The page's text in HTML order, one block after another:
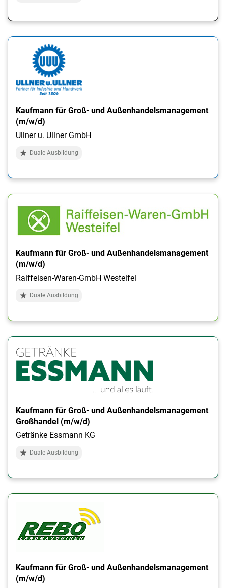
Kaufmann für Groß- und Außenhandelsmanagement
(m/w/d)
Ullner u. Ullner GmbH
Duale Ausbildung
Kaufmann für Groß- und Außenhandelsmanagement
(m/w/d)
Raiffeisen-Waren-GmbH Westeifel
Duale Ausbildung
Kaufmann für Groß- und Außenhandelsmanagement
Großhandel (m/w/d)
Getränke Essmann KG
Duale Ausbildung
Kaufmann für Groß- und Außenhandelsmanagement
(m/w/d)